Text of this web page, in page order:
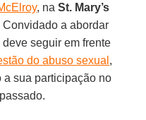
, naSt. Mary’s
Convidado a abordar
deve seguir em frente
do abuso sexual ,
a sua participação no